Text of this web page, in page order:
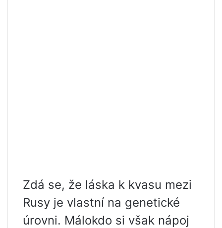
Zdá se, že láska k kvasu mezi
Rusy je vlastní na genetické
úrovni. Málokdo si však nápoj